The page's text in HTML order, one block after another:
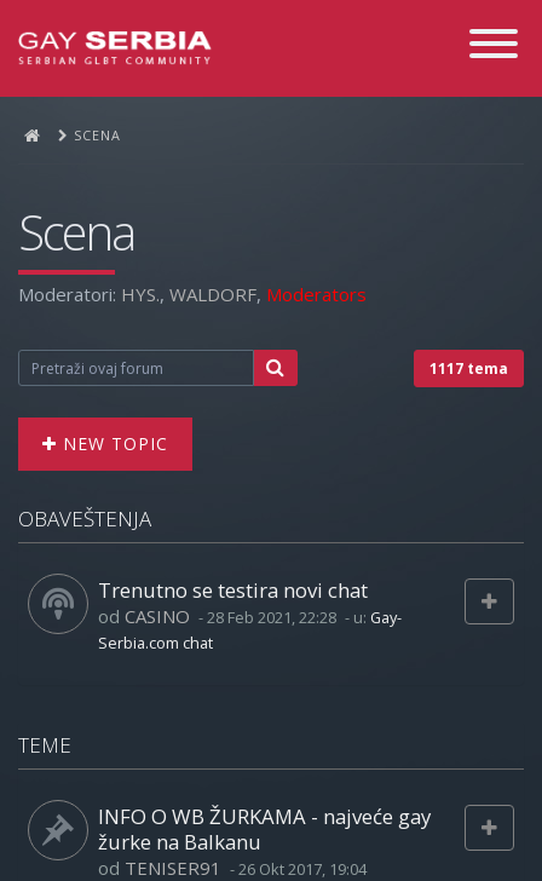
Toggle
SCENA
Scena
Moderatori: HYS., WALDORF, Moderators
1117 tema
NEW TOPIC
OBAVEŠTENJA
Trenutno se testira novi chat
od CASINO -28 Feb 2021, 22:28 - u: Gay-
Serbia.com chat
TEME
INFO O WB ŽURKAMA - najveće gay
žurke na Balkanu
od TENISER91 -26 Okt 2017, 19:04